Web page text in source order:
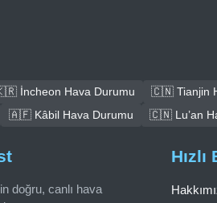
İncheon Hava Durumu 🇨🇳 Tianjin
🇦🇫 Kâbil Hava Durumu 🇨🇳 Lu’an
doğru, canlı hava